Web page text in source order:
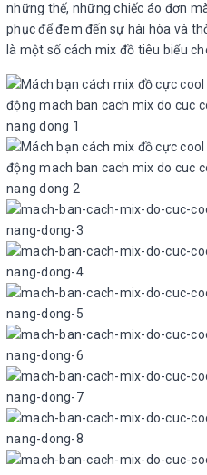
những thế, những chiếc áo đơn
phục để đem đến sự hài hòa và
là một số cách mix đồ tiêu biểu